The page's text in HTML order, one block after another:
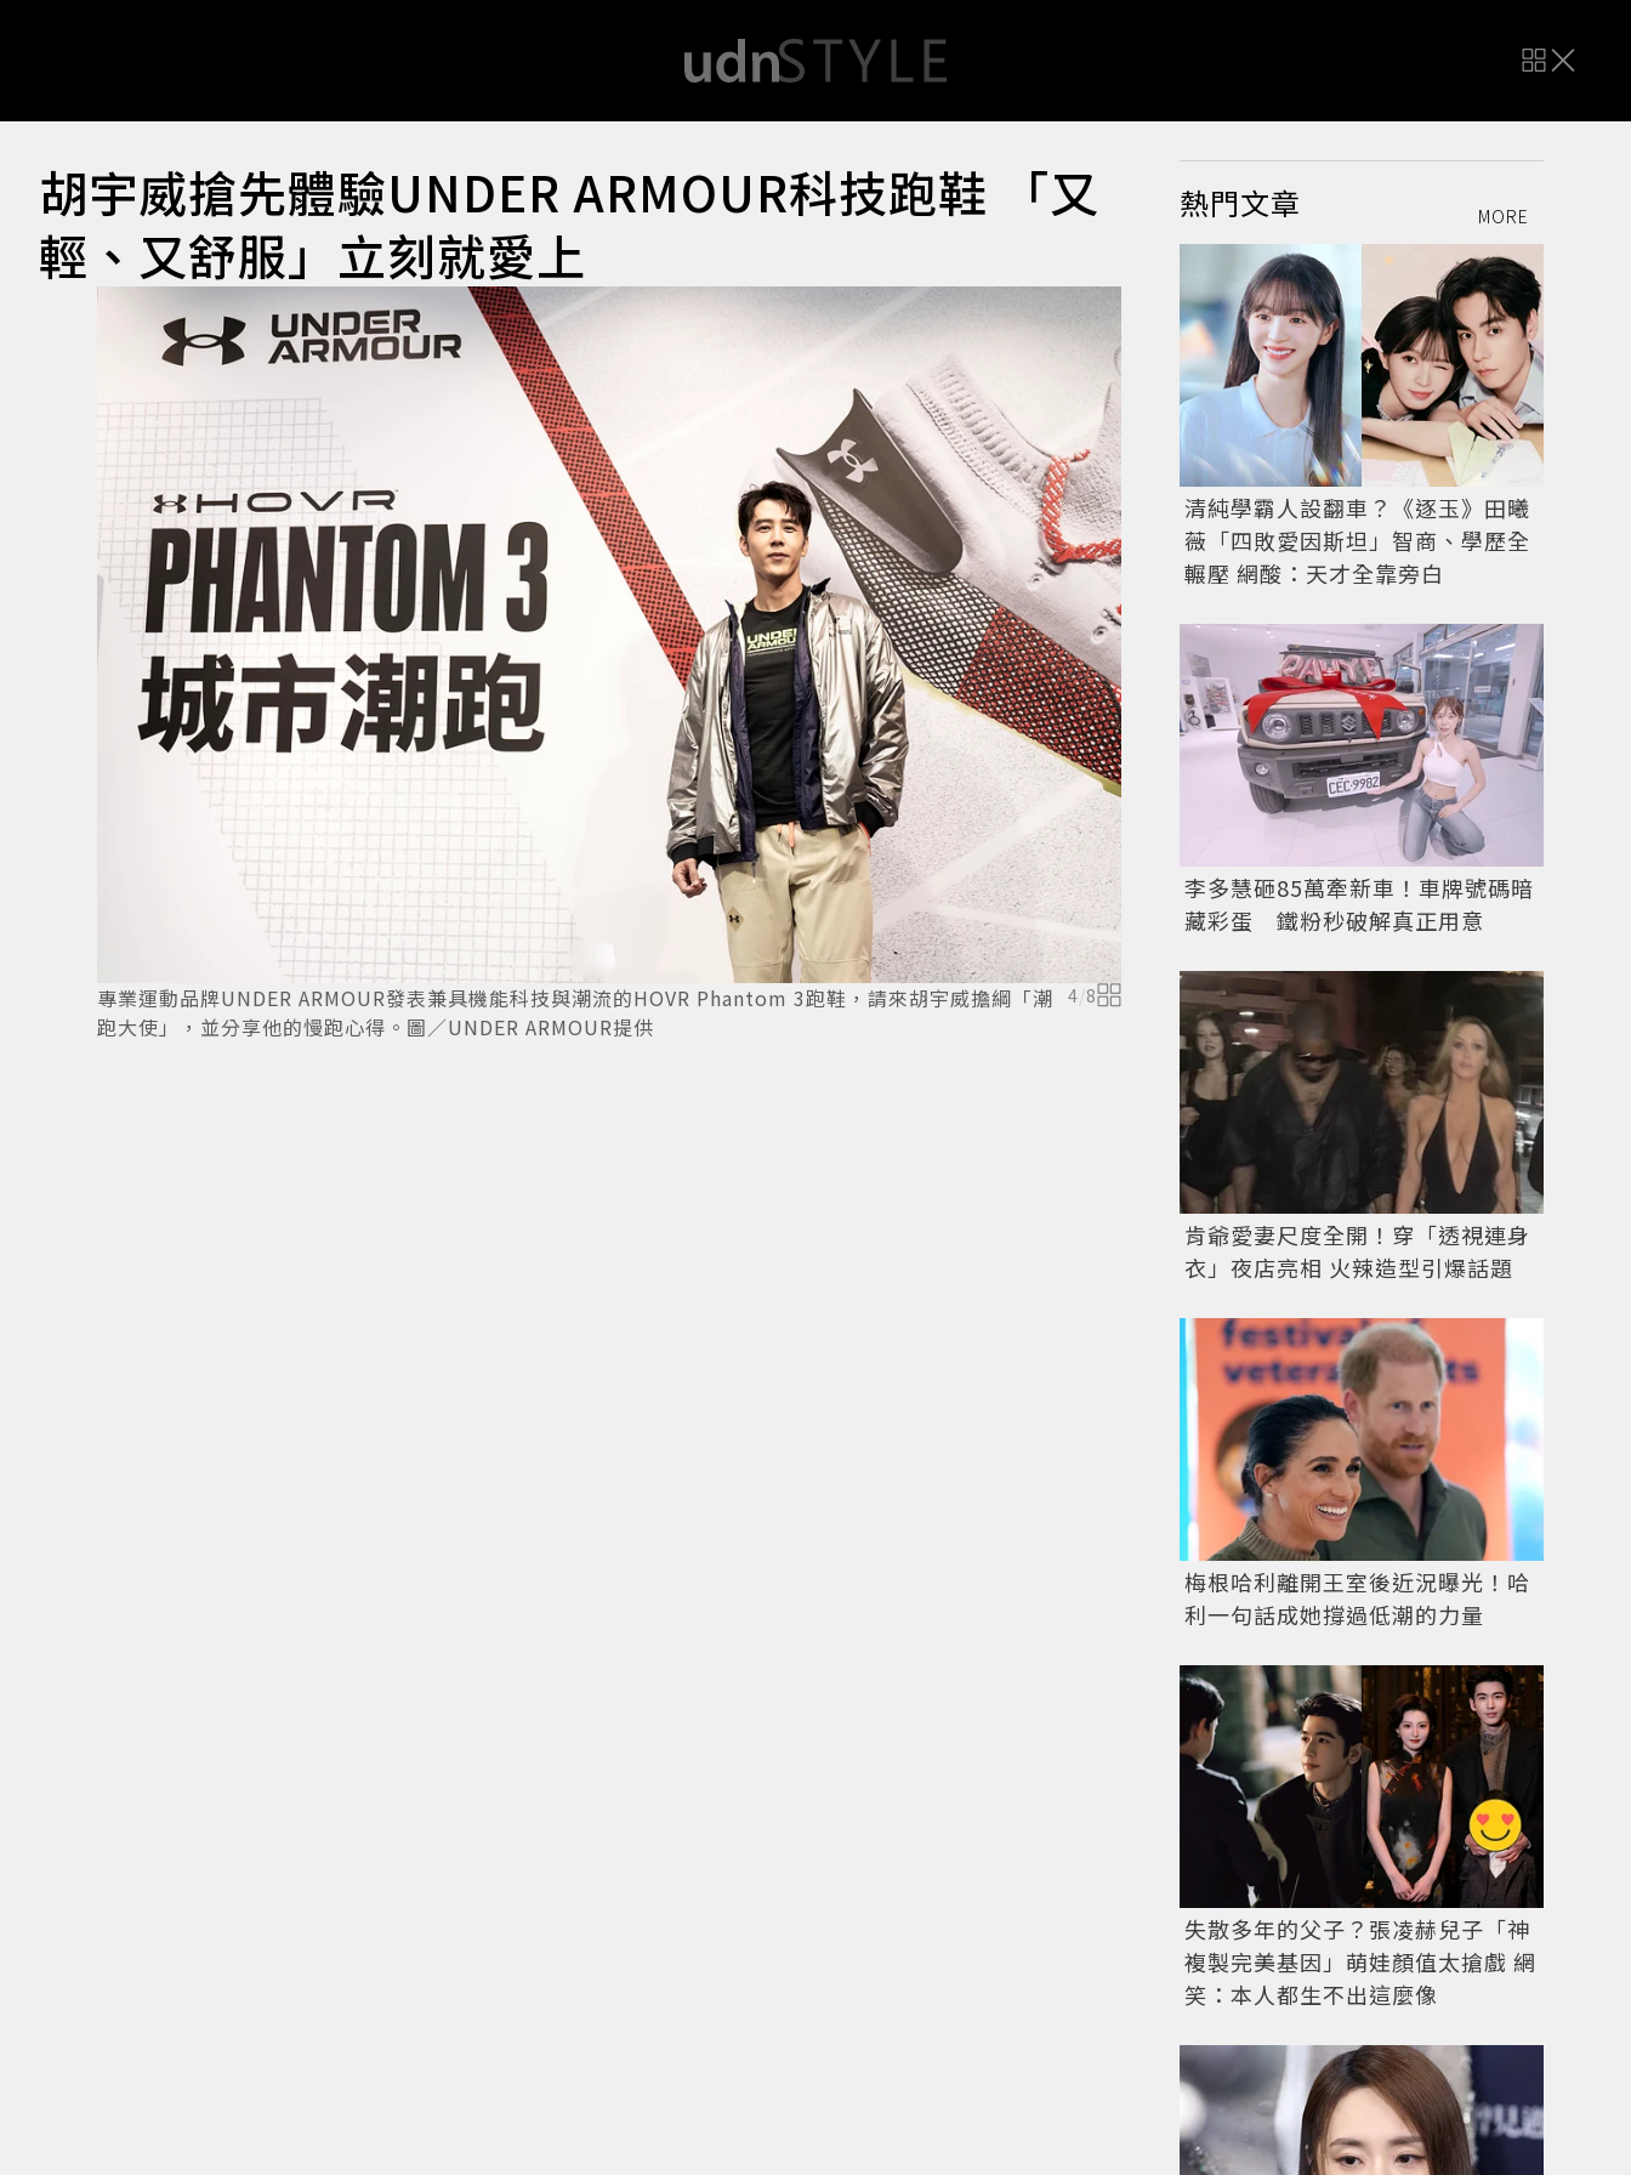
胡宇威搶先體驗UNDER ARMOUR科技跑鞋 「又
輕、又舒服」立刻就愛上
專業運動品牌UNDER ARMOUR發表兼具機能科技與潮流的HOVR Phantom 3跑鞋，請來胡宇威擔綱「潮
跑大使」，並分享他的慢跑心得。圖／UNDER ARMOUR提供
4/8
專業運動品牌UNDER ARMOUR發表兼具機能科技與
跑大使」，並分享他的慢跑心得。圖／UNDER
熱門文章 MORE
清純學霸人設翻車？《逐玉》田曦
薇「四敗愛因斯坦」智商、學歷全
輾壓 網酸：天才全靠旁白
李多慧砸85萬牽新車！車牌號碼暗
藏彩蛋 鐵粉秒破解真正用意
肯爺愛妻尺度全開！穿「透視連身
衣」夜店亮相 火辣造型引爆話題
梅根哈利離開王室後近況曝光！哈
利一句話成她撐過低潮的力量
失散多年的父子？張凌赫兒子「神
複製完美基因」萌娃顏值太搶戲 網
笑：本人都生不出這麼像